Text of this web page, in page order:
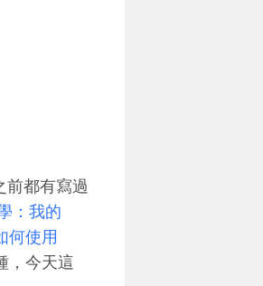
前都有寫過
：我的
何使用
，今天這